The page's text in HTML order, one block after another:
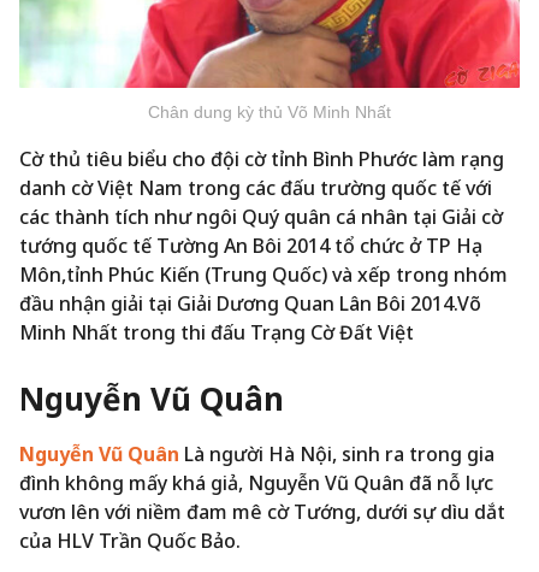
Chân dung kỳ thủ Võ Minh Nhất
Cờ thủ tiêu biểu cho đội cờ tỉnh Bình Phước làm rạng
danh cờ Việt Nam trong các đấu trường quốc tế với
các thành tích như ngôi Quý quân cá nhân tại Giải cờ
tướng quốc tế Tường An Bôi 2014 tổ chức ở TP Hạ
Môn,tỉnh Phúc Kiến (Trung Quốc) và xếp trong nhóm
đầu nhận giải tại Giải Dương Quan Lân Bôi 2014.Võ
Minh Nhất trong thi đấu Trạng Cờ Đất Việt
Nguyễn Vũ Quân
Nguyễn Vũ Quân Là người Hà Nội, sinh ra trong gia
đình không mấy khá giả, Nguyễn Vũ Quân đã nỗ lực
vươn lên với niềm đam mê cờ Tướng, dưới sự dìu dắt
của HLV Trần Quốc Bảo.